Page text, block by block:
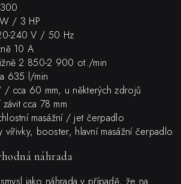
/ 3 HP
240 V / 50 Hz
10 A
2 850-2 900 ot./min
635 l/min
/ cca 60 mm, u některých zdrojů
cca 78 mm
masážní / jet čerpadlo
vířivky, booster, hlavní masážní čerpadlo
náhrada
jako náhrada v případě, že na